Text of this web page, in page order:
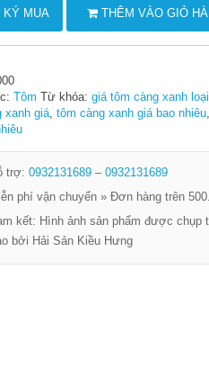
KÝ MUA THÊM VÀO GIỎ
Tôm Từ khóa: giá tôm càng xanh
xanh giá, tôm càng xanh giá bao nhiêu,
trợ: 0932131689 – 0932131689
phí vận chuyển » Đơn hàng trên
kết: Hình ảnh sản phẩm được
bởi Hải Sản Kiều Hưng